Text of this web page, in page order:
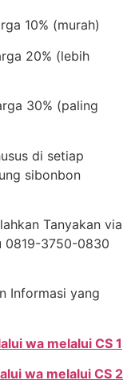
10% (murah)
20% (lebih
30% (paling
di setiap
sibonbon
Tanyakan via
0819-3750-0830
Informasi yang
wa melalui CS 1
wa melalui CS 2